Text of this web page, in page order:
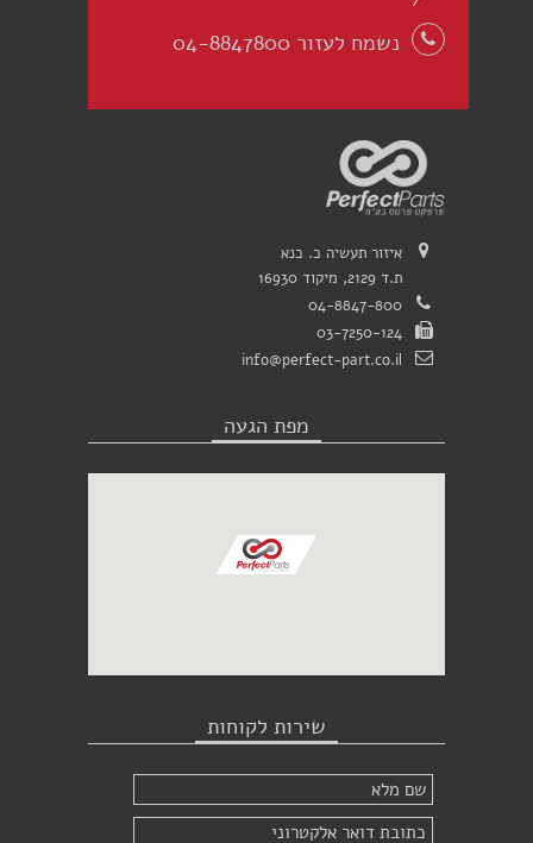
נשמח לעזור 04-8847800
איזור תעשיה כ. כנא
ת.ד 2129, מיקוד 16930
04-8847-800
03-7250-124
info@perfect-part.co.il
מפת הגעה
שירות לקוחות